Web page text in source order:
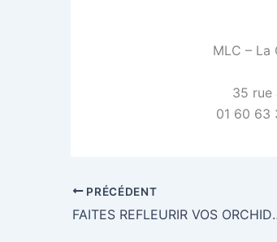
MLC –
35 rue
01 60 63
PRÉCÉDENT
FAITES